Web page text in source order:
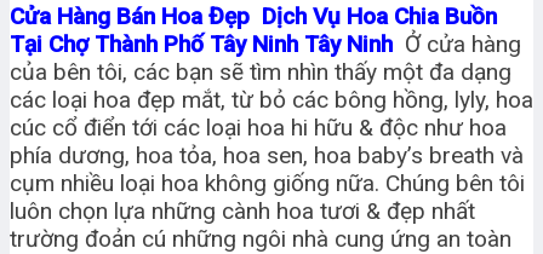
Cửa Hàng Bán Hoa Đẹp Dịch Vụ Hoa Chia Buồn
Tại Chợ Thành Phố Tây Ninh Tây Ninh Ở cửa hàng
của bên tôi, các bạn sẽ tìm nhìn thấy một đa dạng
các loại hoa đẹp mắt, từ bỏ các bông hồng, lyly, hoa
cúc cổ điển tới các loại hoa hi hữu & độc như hoa
phía dương, hoa tỏa, hoa sen, hoa baby’s breath và
cụm nhiều loại hoa không giống nữa. Chúng bên tôi
luôn chọn lựa những cành hoa tươi & đẹp nhất
trường đoản cú những ngôi nhà cung ứng an toàn